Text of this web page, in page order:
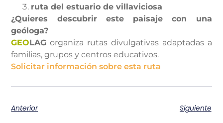
ruta del estuario de villaviciosa
¿Quieres descubrir este paisaje con una
geóloga?
GEOLAG organiza rutas divulgativas adaptadas a
familias, grupos y centros educativos.
Solicitar información sobre esta ruta
Anterior Siguiente